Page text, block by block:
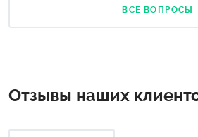
оформление день-в-деньВСЕ ВОПРОСЫ
Отзывы наших